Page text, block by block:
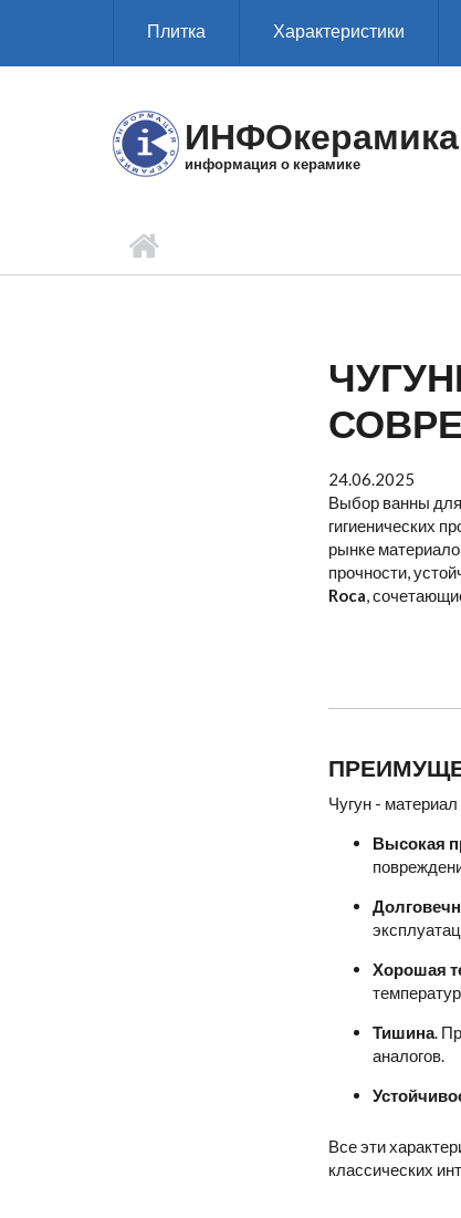
Плитка Характеристики
ИНФОкерамика
информация о керамике
24.06.2025
Выбор ванны для
гигиенических
рынке
прочности,
Roca,
Чугун -
Высокая
Хорошая
Тишина.
аналогов.
Все эти
классических